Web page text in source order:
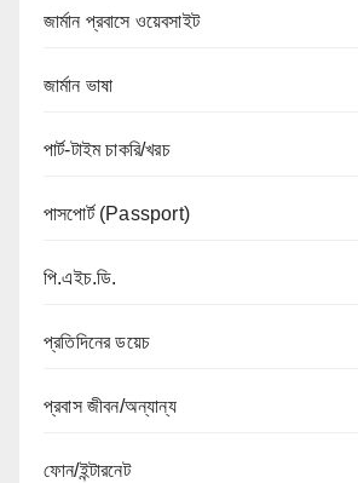
জার্মান প্রবাসে ওয়েবসাইট
জার্মান ভাষা
পার্ট-টাইম চাকরি/খরচ
পাসপোর্ট (Passport)
পি.এইচ.ডি.
প্রতিদিনের ডয়েচ
প্রবাস জীবন/অন্যান্য
ফোন/ইন্টারনেট